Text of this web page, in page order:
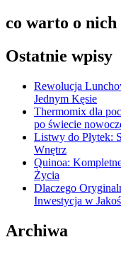
co warto o nich
Ostatnie wpisy
Rewolucja
Jednym Kęsie
Thermomix dla
po świecie
Listwy do Płytek:
Wnętrz
Quinoa:
Życia
Dlaczego
Inwestycja w
Archiwa